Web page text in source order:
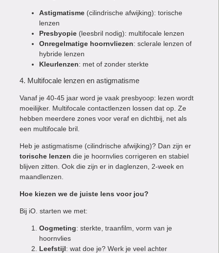
Astigmatisme (cilindrische afwijking): torische
lenzen
Presbyopie (leesbril nodig): multifocale lenzen
Onregelmatige hoornvliezen: sclerale lenzen of
hybride lenzen
Kleurlenzen: met of zonder sterkte
4. Multifocale lenzen en astigmatisme
Vanaf je 40-45 jaar word je vaak presbyoop: lezen wordt
moeilijker. Multifocale contactlenzen lossen dat op. Ze
hebben meerdere zones voor veraf en dichtbij, net als
een multifocale bril.
Heb je astigmatisme (cilindrische afwijking)? Dan zijn er
torische lenzen die je hoornvlies corrigeren en stabiel
blijven zitten. Ook die zijn er in daglenzen, 2-week en
maandlenzen.
Hoe kiezen we de juiste lens voor jou?
Bij iO. starten we met:
Oogmeting: sterkte, traanfilm, vorm van je
hoornvlies
Leefstijl: wat doe je? Werk je veel achter